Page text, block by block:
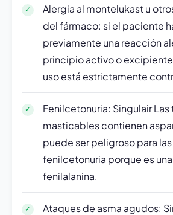
Alergia al montelukast u
del fármaco: si el paciente
previamente una reacción
principio activo o
uso está estrictamente
Fenilcetonuria: Singulair
masticables contienen
puede ser peligroso para
fenilcetonuria porque es
fenilalanina.
Ataques de asma agudos: